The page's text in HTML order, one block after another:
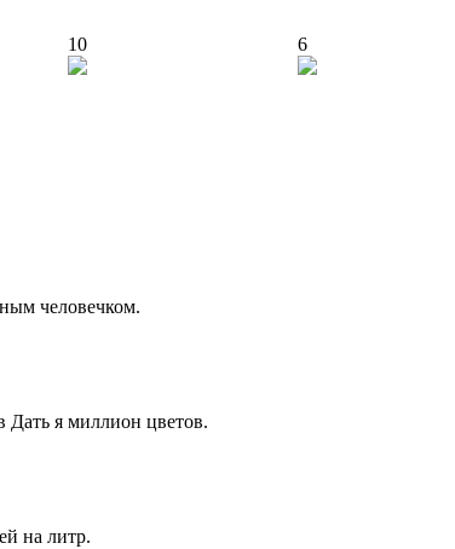
10 6
человечком.
Дать я миллион цветов.
на литр.